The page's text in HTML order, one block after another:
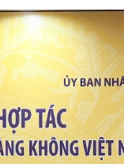
Thời trang
Sao Việt